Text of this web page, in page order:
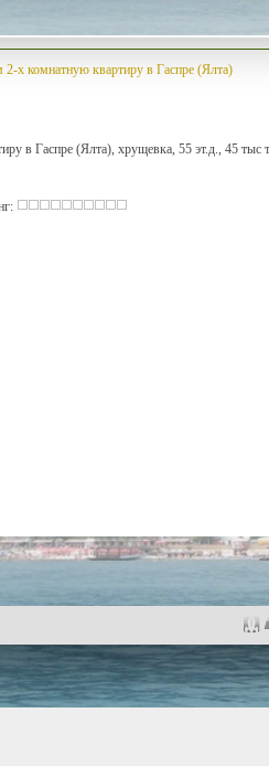
х комнатную квартиру в Гаспре (Ялта)
в Гаспре (Ялта), хрущевка, 55 эт.д., 45 тыс